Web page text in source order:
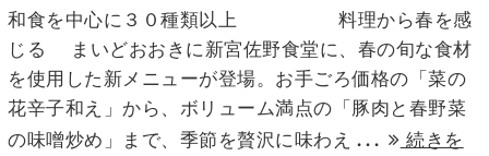
和食を中心に３０種類以上 料理から春を感
じる まいどおおきに新宮佐野食堂に、春の旬な食材
を使用した新メニューが登場。お手ごろ価格の「菜の
花辛子和え」から、ボリューム満点の「豚肉と春野菜
の味噌炒め」まで、季節を贅沢に味わえ ...
続きを